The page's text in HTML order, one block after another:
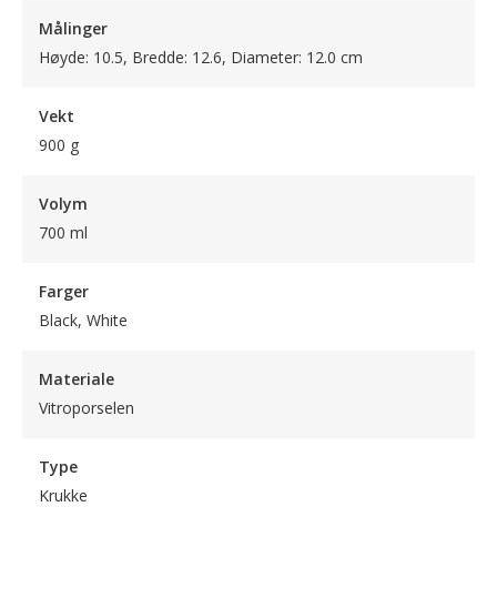
Målinger
Høyde: 10.5, Bredde: 12.6, Diameter: 12.0 cm
Vekt
900 g
Volym
700 ml
Farger
Black, White
Materiale
Vitroporselen
Type
Krukke